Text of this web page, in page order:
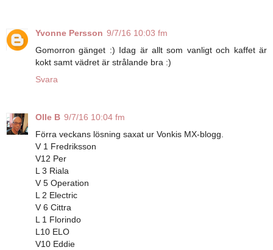
Yvonne Persson 9/7/16 10:03 fm
Gomorron gänget :) Idag är allt som vanligt och kaffet är
kokt samt vädret är strålande bra :)
Svara
Olle B 9/7/16 10:04 fm
Förra veckans lösning saxat ur Vonkis MX-blogg.
V 1 Fredriksson
V12 Per
L 3 Riala
V 5 Operation
L 2 Electric
V 6 Cittra
L 1 Florindo
L10 ELO
V10 Eddie